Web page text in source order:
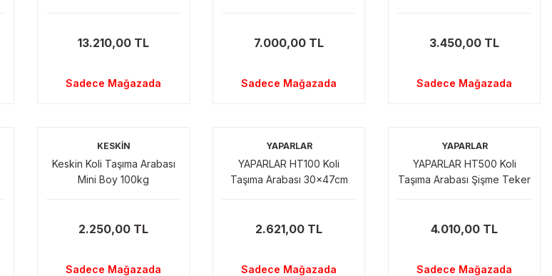
13.210,00 TL
Sadece Mağazada
7.000,00 TL
Sadece Mağazada
3.450,00 TL
Sadece Mağazada
KESKİN
Keskin Koli Taşıma Arabası
Mini Boy 100kg
2.250,00 TL
Sadece Mağazada
YAPARLAR
YAPARLAR HT100 Koli
Taşıma Arabası 30x47cm
2.621,00 TL
Sadece Mağazada
YAPARLAR
YAPARLAR HT500 Koli
Taşıma Arabası Şişme Teker
4.010,00 TL
Sadece Mağazada